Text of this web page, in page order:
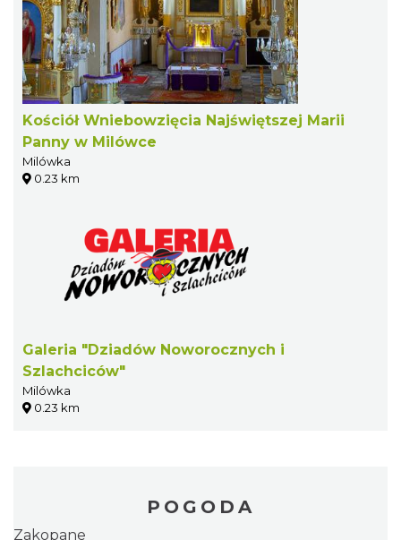
Kościół Wniebowzięcia Najświętszej Marii
Panny w Milówce
Milówka
0.23 km
Galeria "Dziadów Noworocznych i
Szlachciców"
Milówka
0.23 km
POGODA
Zakopane